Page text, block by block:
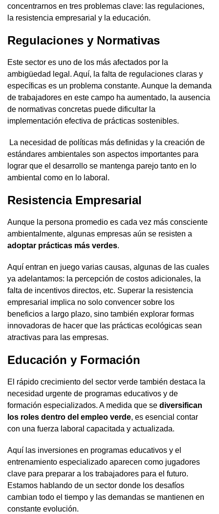
concentrarnos en tres problemas clave: las regulaciones,
la resistencia empresarial y la educación.
Regulaciones y Normativas
Este sector es uno de los más afectados por la
ambigüedad legal. Aquí, la falta de regulaciones claras y
específicas es un problema constante. Aunque la demanda
de trabajadores en este campo ha aumentado, la ausencia
de normativas concretas puede dificultar la
implementación efectiva de prácticas sostenibles.
La necesidad de políticas más definidas y la creación de
estándares ambientales son aspectos importantes para
lograr que el desarrollo se mantenga parejo tanto en lo
ambiental como en lo laboral.
Resistencia Empresarial
Aunque la persona promedio es cada vez más consciente
ambientalmente, algunas empresas aún se resisten a
adoptar prácticas más verdes.
Aquí entran en juego varias causas, algunas de las cuales
ya adelantamos: la percepción de costos adicionales, la
falta de incentivos directos, etc. Superar la resistencia
empresarial implica no solo convencer sobre los
beneficios a largo plazo, sino también explorar formas
innovadoras de hacer que las prácticas ecológicas sean
atractivas para las empresas.
Educación y Formación
El rápido crecimiento del sector verde también destaca la
necesidad urgente de programas educativos y de
formación especializados. A medida que se diversifican
los roles dentro del empleo verde, es esencial contar
con una fuerza laboral capacitada y actualizada.
Aquí las inversiones en programas educativos y el
entrenamiento especializado aparecen como jugadores
clave para preparar a los trabajadores para el futuro.
Estamos hablando de un sector donde los desafíos
cambian todo el tiempo y las demandas se mantienen en
constante evolución.